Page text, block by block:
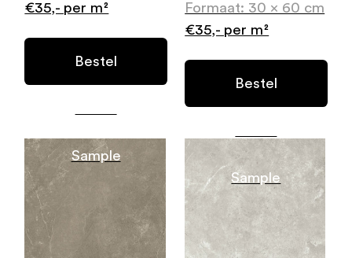
€35,- per m²
Bestel
Sample
Formaat: 30 x 60 cm
€35,- per m²
Bestel
Sample